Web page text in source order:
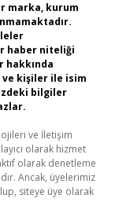
marka, kurum
haber niteliği
hakkında
ve kişiler ile isim
bilgiler
ve İletişim
olarak hizmet
olarak denetleme
Ancak, üyelerimiz
siteye üye olarak